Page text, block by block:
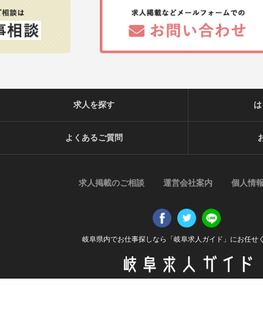
岐阜県内でお仕事探しなら「岐阜求人ガイド」にお任せ
求人を探す
よくあるご質問
求人掲載のご相談 運営会社案内 個人情